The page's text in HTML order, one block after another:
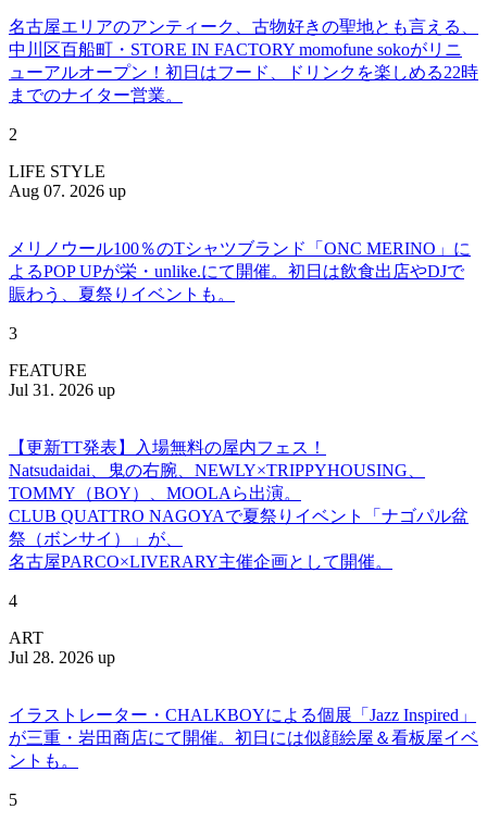
名古屋エリアのアンティーク、古物好きの聖地とも言える、
中川区百船町・STORE IN FACTORY momofune sokoがリニ
ューアルオープン！初日はフード、ドリンクを楽しめる22時
までのナイター営業。
2
LIFE STYLE
Aug 07. 2026 up
メリノウール100％のTシャツブランド「ONC MERINO」に
よるPOP UPが栄・unlike.にて開催。初日は飲食出店やDJで
賑わう、夏祭りイベントも。
3
FEATURE
Jul 31. 2026 up
【更新TT発表】入場無料の屋内フェス！
Natsudaidai、鬼の右腕、NEWLY×TRIPPYHOUSING、
TOMMY（BOY）、MOOLAら出演。
CLUB QUATTRO NAGOYAで夏祭りイベント「ナゴパル盆
祭（ボンサイ）」が、
名古屋PARCO×LIVERARY主催企画として開催。
4
ART
Jul 28. 2026 up
イラストレーター・CHALKBOYによる個展「Jazz Inspired」
が三重・岩田商店にて開催。初日には似顔絵屋＆看板屋イベ
ントも。
5